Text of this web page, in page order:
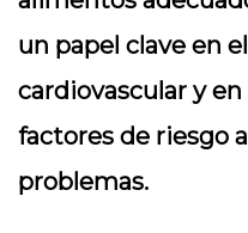
un papel clave en
cardiovascular y
factores de riesgo
problemas.